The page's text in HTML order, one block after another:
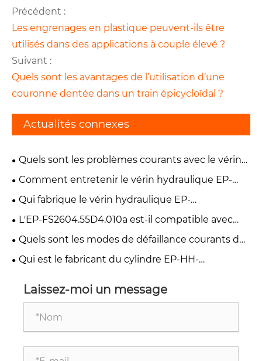
Précédent :
Les engrenages en plastique peuvent-ils être
utilisés dans des applications à couple élevé ?
Suivant :
Quels sont les avantages de l’utilisation d’une
couronne dentée dans un train épicycloïdal ?
Actualités connexes
Quels sont les problèmes courants avec le vérin
de levage hydraulique EP-FT800.55A.012 ?
Comment entretenir le vérin hydraulique EP-
TF1004.55.8 ?
Qui fabrique le vérin hydraulique EP-
TC04.55JD.010 ?
L'EP-FS2604.55D4.010a est-il compatible avec
mon chariot élévateur ?
Quels sont les modes de défaillance courants du
vérin hydraulique EP-HH-YG45*220-V90 ?
Qui est le fabricant du cylindre EP-HH-
Laissez-moi un message